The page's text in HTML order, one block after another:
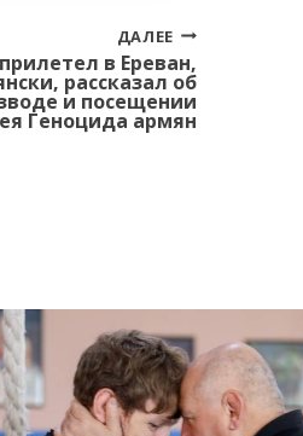
ДАЛЕЕ
в Ереван,
рассказал об
и посещении
Геноцида армян